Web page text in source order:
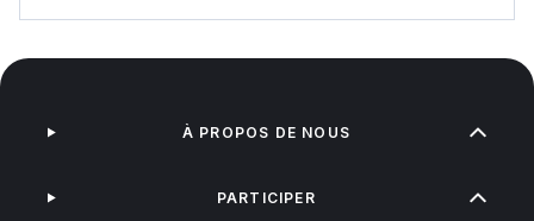
À PROPOS DE NOUS
PARTICIPER